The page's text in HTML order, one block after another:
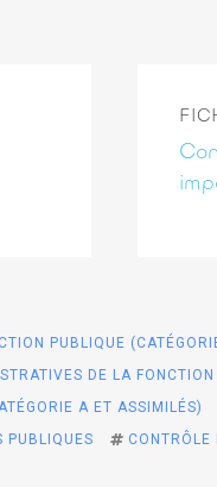
PUBLIQUE
DE LA
A ET ASSIMILÉS)
PUBLIQUES
CONTRÔLE